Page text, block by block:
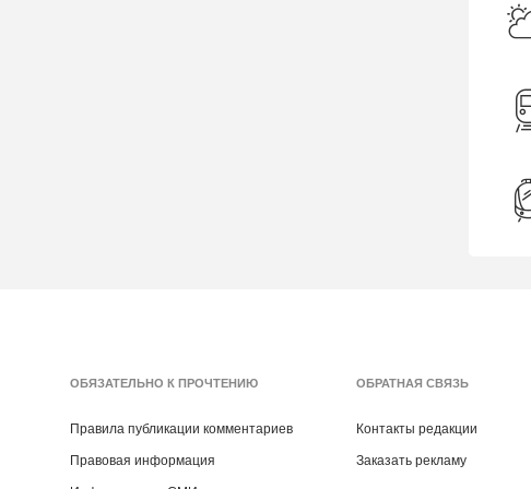
ОБЯЗАТЕЛЬНО К ПРОЧТЕНИЮ
Правила публикации комментариев
Правовая информация
ОБРАТНАЯ СВЯЗЬ
Контакты редакции
Заказать рекламу